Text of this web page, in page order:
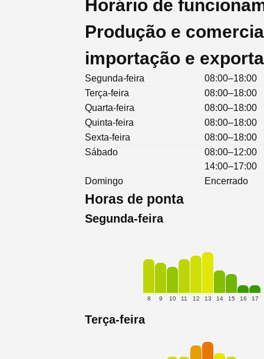
Horário de
Produção e
importação e
Segunda-feira
08:00–18:00
Terça-feira
08:00–18:00
Quarta-feira
08:00–18:00
Quinta-feira
08:00–18:00
Sexta-feira
08:00–18:00
Sábado
08:00–12:00
14:00–17:00
Domingo
Encerrado
Horas de ponta
Segunda-feira
8 9 10 11 12 13 14 15 16 17
Terça-feira